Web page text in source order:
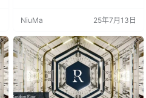
独特和精彩的细节。此插件支持Ble
Blender环境中充分发挥其功能。 随
机网格形状细节生成器 Random Flo
w v3.0.0 是一款专为快速而简便…
NiuMa 25年7月13日